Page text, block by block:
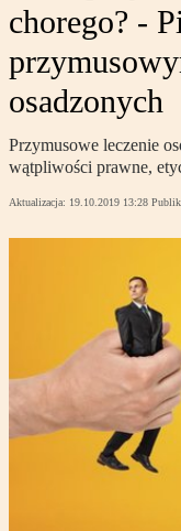
chorego? -
osadzonych
Przymusowe leczenie
wątpliwości prawne,
Aktualizacja: 19.10.2019 13:28